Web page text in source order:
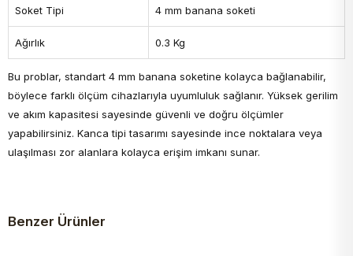
Soket Tipi 4 mm banana soketi
Ağırlık 0.3 Kg
Bu problar, standart 4 mm banana soketine kolayca bağlanabilir,
böylece farklı ölçüm cihazlarıyla uyumluluk sağlanır. Yüksek gerilim
ve akım kapasitesi sayesinde güvenli ve doğru ölçümler
yapabilirsiniz. Kanca tipi tasarımı sayesinde ince noktalara veya
ulaşılması zor alanlara kolayca erişim imkanı sunar.
Benzer Ürünler